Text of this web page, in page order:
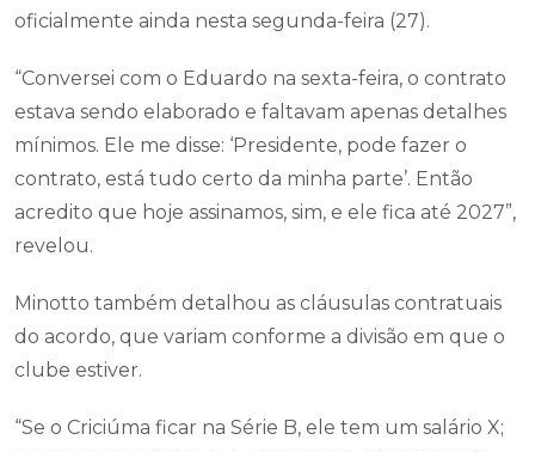
oficialmente ainda nesta segunda-feira (27).
“Conversei com o Eduardo na sexta-feira, o contrato
estava sendo elaborado e faltavam apenas detalhes
mínimos. Ele me disse: ‘Presidente, pode fazer o
contrato, está tudo certo da minha parte’. Então
acredito que hoje assinamos, sim, e ele fica até 2027”,
revelou.
Minotto também detalhou as cláusulas contratuais
do acordo, que variam conforme a divisão em que o
clube estiver.
“Se o Criciúma ficar na Série B, ele tem um salário X;